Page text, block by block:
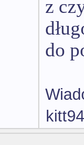
z
do
kitt94